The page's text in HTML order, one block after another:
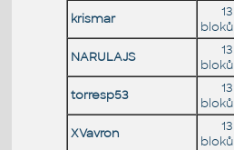
krismar
13
bloků
NARULAJS
13
bloků
torresp53
13
bloků
XVavron
13
bloků